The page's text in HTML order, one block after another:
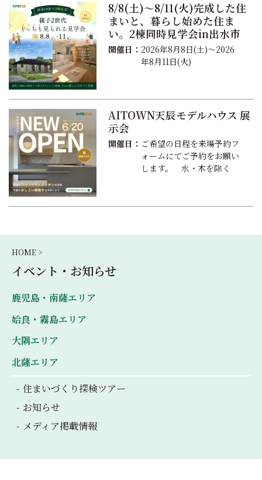
8/8(土)～8/11(火)完成した住
まいと、暮らし始めた住ま
い。2棟同時見学会in出水市
開催日： 2026年8月8日(土)～2026
年8月11日(火)
AITOWN天辰モデルハウス 展
示会
開催日： ご希望の日程を来場予約フ
ォームにてご予約をお願い
します。 水・木を除く
HOME >
イベント・お知らせ
鹿児島・南薩エリア
姶良・霧島エリア
大隅エリア
北薩エリア
住まいづくり探検ツアー
お知らせ
メディア掲載情報